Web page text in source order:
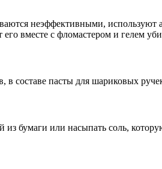
неэффективными, используют
вместе с фломастером и гелем
составе пасты для шариковых
бумаги или насыпать соль,